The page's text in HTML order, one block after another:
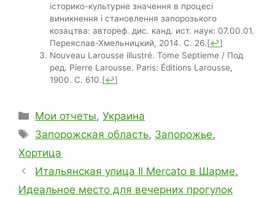
історико-культурне значення в процесі
виникнення і становлення запорозького
козацтва: автореф. дис. канд. ист. наук: 07.00.01.
Переяслав-Хмельницкий, 2014. С. 26.[↩]
Nouveau Larousse illustré. Tome Septieme / Под
ред. Pierre Larousse. Paris: Éditions Larousse,
1900. С. 610.[↩]
Рубрики
Мои отчеты,Украина
Метки
Запорожская область, Запорожье,
Хортица
Итальянская улица Il Mercato в Шарме.
Идеальное место для вечерних прогулок